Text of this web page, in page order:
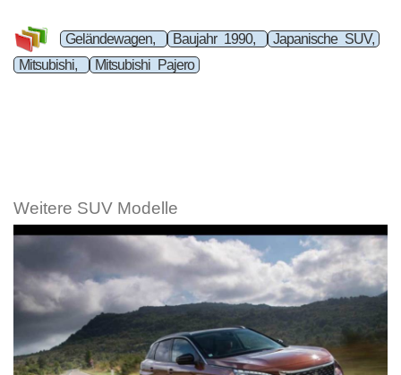
Geländewagen, Baujahr 1990,
Japanische SUV,
Mitsubishi,
Mitsubishi Pajero
Weitere SUV Modelle